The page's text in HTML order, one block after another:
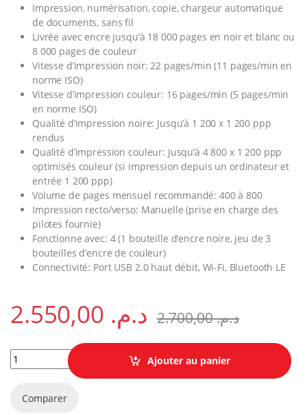
Impression, numérisation, copie, chargeur automatique
de documents, sans fil
Livrée avec encre jusqu’à 18 000 pages en noir et blanc ou
8 000 pages de couleur
Vitesse d’impression noir: 22 pages/min (11 pages/min en
norme ISO)
Vitesse d’impression couleur: 16 pages/min (5 pages/min
en norme ISO)
Qualité d’impression noire: Jusqu’à 1 200 x 1 200 ppp
rendus
Qualité d’impression couleur: Jusqu’à 4 800 x 1 200 ppp
optimisés couleur (si impression depuis un ordinateur et
entrée 1 200 ppp)
Volume de pages mensuel recommandé: 400 à 800
Impression recto/verso: Manuelle (prise en charge des
pilotes fournie)
Fonctionne avec: 4 (1 bouteille d’encre noire, jeu de 3
bouteilles d’encre de couleur)
Connectivité: Port USB 2.0 haut débit, Wi-Fi, Bluetooth LE
د.م. د.م.2.700,00
Imprimante multifonction à réservoirs rechargeables HP Smart
Ajouter au panier
Comparer